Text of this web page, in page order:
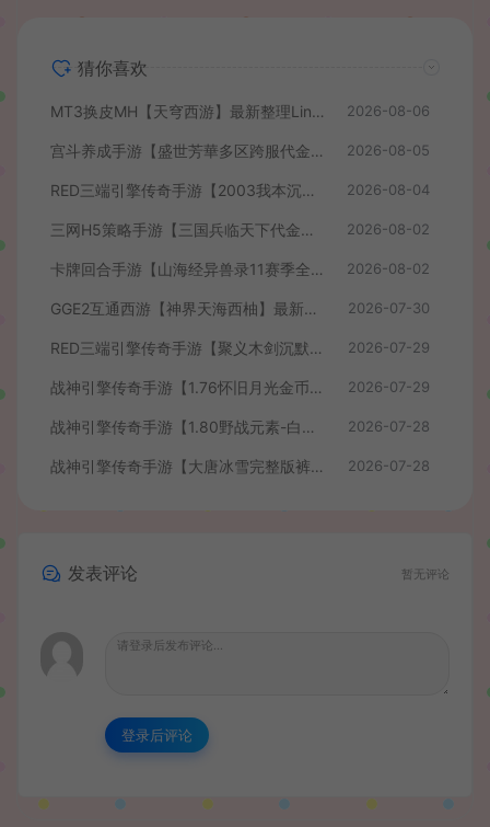
猜你喜欢
MT3换皮MH【天穹西游】最新整理Linux手工服务端+安卓苹果双端+GM后台+详细搭建教程+全套源码+视频教程 2026-08-06
宫斗养成手游【盛世芳華多区跨服代金券本地优化版】最新整理单机一键即玩端+Linux手工服务端+CDK授权后台+安卓+详细搭建教程 2026-08-05
RED三端引擎传奇手游【2003我本沉默】最新整理Win系服务端+安卓苹果PC三端+详细搭建教程 2026-08-04
三网H5策略手游【三国兵临天下代金券内购七合修复版】最新整理单机一键即玩镜像端+Linux手工服务端+管理后台+GM授权后台+简易安卓客户端+详细搭建教程+视频教程 2026-08-02
卡牌回合手游【山海经异兽录11赛季全人物代金券内购版】最新整理WIN系服务端+授权GM后台+管理后台+热更修改工具+安卓+详细搭建教程 2026-08-02
GGE2互通西游【神界天海西柚】最新整理Win系服务端+安卓苹果PC三端+内置GM工具+全套源码+详细搭建教程+视频教程 2026-07-30
RED三端引擎传奇手游【聚义木剑沉默高仿嘟嘟沉默】最新整理Win系服务端+安卓苹果PC三端+详细搭建教程 2026-07-29
战神引擎传奇手游【1.76怀旧月光金币版】最新整理Win系复古服务端+安卓苹果双端+GM授权物品后台+详细搭建教程 2026-07-29
战神引擎传奇手游【1.80野战元素-白猪7.2免授权】最新整理Win系特色服务端+安卓+GM授权物品后台+详细搭建教程 2026-07-28
战神引擎传奇手游【大唐冰雪完整版裤衩7.0免授权】最新整理Win系特色服务端+GM授权后台+安卓苹果双端+详细搭建教程 2026-07-28
发表评论 暂无评论
登录后评论